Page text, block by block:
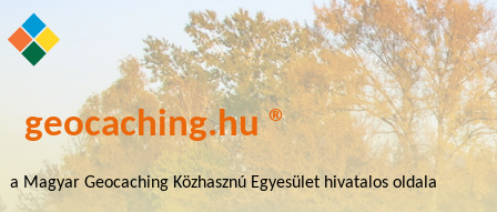
geocaching.hu ®
a Magyar Geocaching Közhasznú Egyesület hivatalos oldala